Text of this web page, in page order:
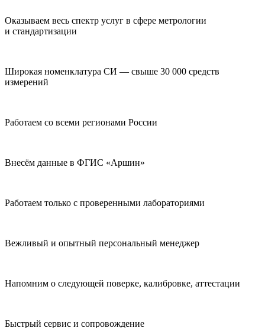
Оказываем весь спектр услуг в сфере метрологии
и стандартизации
Широкая номенклатура СИ — свыше 30 000 средств
измерений
Работаем со всеми регионами России
Внесём данные в ФГИС «Аршин»
Работаем только с проверенными лабораториями
Вежливый и опытный персональный менеджер
Напомним о следующей поверке, калибровке, аттестации
Быстрый сервис и сопровождение